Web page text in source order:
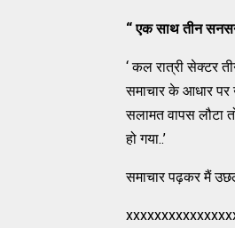
“ एक साथ तीन
‘ कल रात्री सेक्टर
समाचार के आधार पर
सलामत वापस लौटा
हो गया..’
समाचार पढ़कर मैं